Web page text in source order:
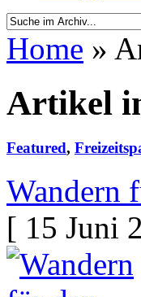
Home »
Artikel
Featured,
Wandern
[ 15 Juni